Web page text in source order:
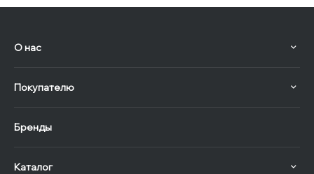
О нас
Покупателю
Бренды
Каталог